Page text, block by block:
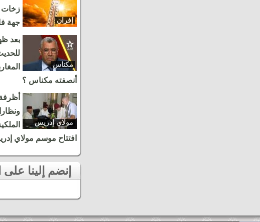
إفران
زخات
جهة
مكناس
بعد
أنصفته مكناس ؟
مولاي إدريس
زرهون
افتتاح موسم مولاي